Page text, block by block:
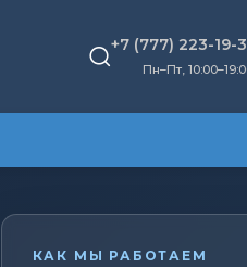
+7 (777) 223-19-
Пн–Пт, 10:
КАК МЫ РАБОТАЕМ